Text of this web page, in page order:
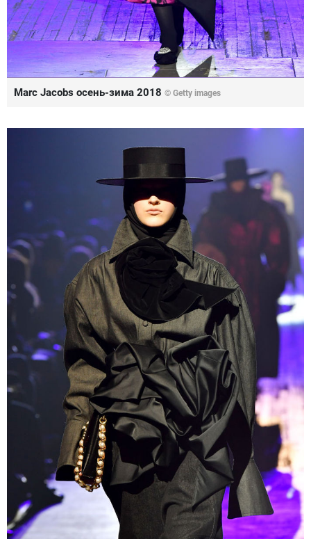
Marc Jacobs осень-зима 2018 © Getty images